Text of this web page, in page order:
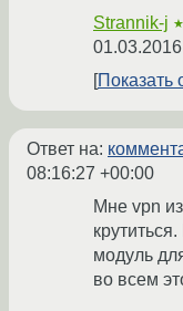
Strannik-j
Показать
Ответ на:
08:16:27 +00:00
Мне vpn
модуль
во всем